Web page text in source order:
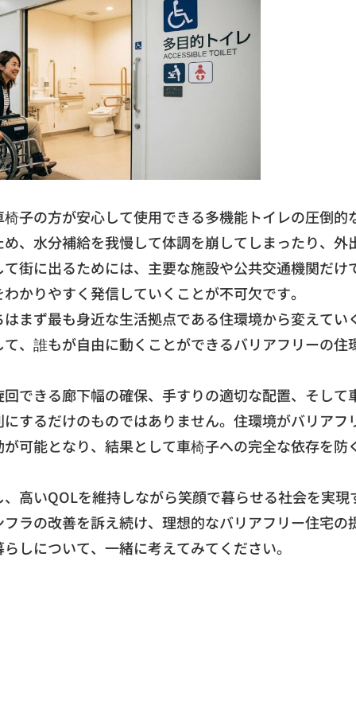
椅子の方が安心して使用できる多機能トイレの圧倒的
、 水分補給を我慢して体調を崩してしまったり、 外
街に出るためには、 主要な施設や公共交通機関だけ
かりやすく発信していくことが不可欠です。
はまず最も身近な生活拠点である住環境から変えてい
、 誰もが自由に動くことができるバリアフリーの住
できる廊下幅の確保、 手すりの適切な配置、 そして
するだけのものではありません。 住環境がバリアフ
可能となり、 結果として車椅子への完全な依存を防
高いQOLを維持しながら笑顔で暮らせる社会を実現
ラの改善を訴え続け、 理想的なバリアフリー住宅の
しについて、 一緒に考えてみてください。